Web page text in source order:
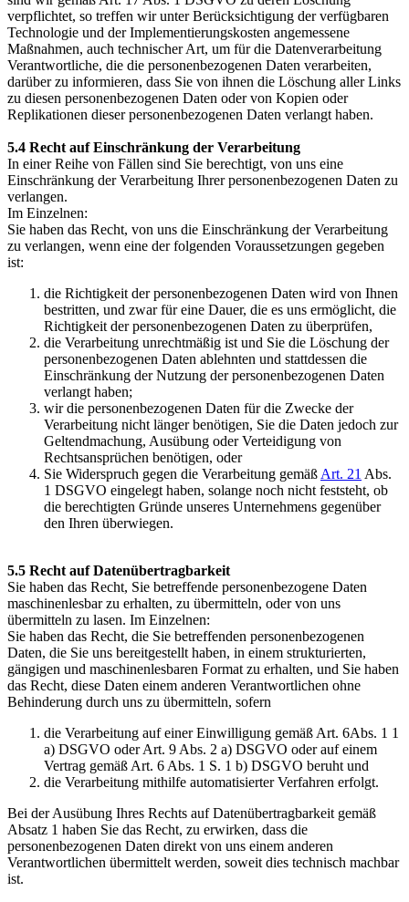
verpflichtet, so treffen wir unter Berücksichtigung der verfügbaren
Technologie und der Implementierungskosten angemessene
Maßnahmen, auch technischer Art, um für die Datenverarbeitung
Verantwortliche, die die personenbezogenen Daten verarbeiten,
darüber zu informieren, dass Sie von ihnen die Löschung aller Links
zu diesen personenbezogenen Daten oder von Kopien oder
Replikationen dieser personenbezogenen Daten verlangt haben.
5.4 Recht auf Einschränkung der Verarbeitung
In einer Reihe von Fällen sind Sie berechtigt, von uns eine
Einschränkung der Verarbeitung Ihrer personenbezogenen Daten zu
verlangen.
Im Einzelnen:
Sie haben das Recht, von uns die Einschränkung der Verarbeitung
zu verlangen, wenn eine der folgenden Voraussetzungen gegeben
ist:
die Richtigkeit der personenbezogenen Daten wird von Ihnen
bestritten, und zwar für eine Dauer, die es uns ermöglicht, die
Richtigkeit der personenbezogenen Daten zu überprüfen,
die Verarbeitung unrechtmäßig ist und Sie die Löschung der
personenbezogenen Daten ablehnten und stattdessen die
Einschränkung der Nutzung der personenbezogenen Daten
verlangt haben;
wir die personenbezogenen Daten für die Zwecke der
Verarbeitung nicht länger benötigen, Sie die Daten jedoch zur
Geltendmachung, Ausübung oder Verteidigung von
Rechtsansprüchen benötigen, oder
Sie Widerspruch gegen die Verarbeitung gemäß Art. 21 Abs.
1 DSGVO eingelegt haben, solange noch nicht feststeht, ob
die berechtigten Gründe unseres Unternehmens gegenüber
den Ihren überwiegen.
5.5 Recht auf Datenübertragbarkeit
Sie haben das Recht, Sie betreffende personenbezogene Daten
maschinenlesbar zu erhalten, zu übermitteln, oder von uns
übermitteln zu lasen. Im Einzelnen:
Sie haben das Recht, die Sie betreffenden personenbezogenen
Daten, die Sie uns bereitgestellt haben, in einem strukturierten,
gängigen und maschinenlesbaren Format zu erhalten, und Sie haben
das Recht, diese Daten einem anderen Verantwortlichen ohne
Behinderung durch uns zu übermitteln, sofern
die Verarbeitung auf einer Einwilligung gemäß Art. 6Abs. 1 1
a) DSGVO oder Art. 9 Abs. 2 a) DSGVO oder auf einem
Vertrag gemäß Art. 6 Abs. 1 S. 1 b) DSGVO beruht und
die Verarbeitung mithilfe automatisierter Verfahren erfolgt.
Bei der Ausübung Ihres Rechts auf Datenübertragbarkeit gemäß
Absatz 1 haben Sie das Recht, zu erwirken, dass die
personenbezogenen Daten direkt von uns einem anderen
Verantwortlichen übermittelt werden, soweit dies technisch machbar
ist.